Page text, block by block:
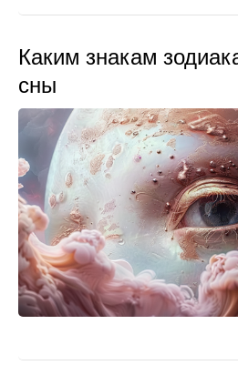
Каким знакам
сны